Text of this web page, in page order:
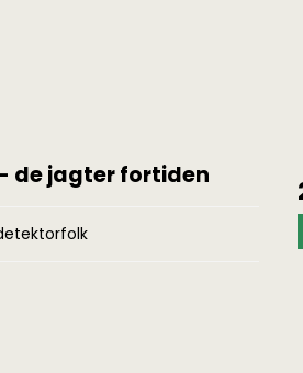
de jagter fortiden